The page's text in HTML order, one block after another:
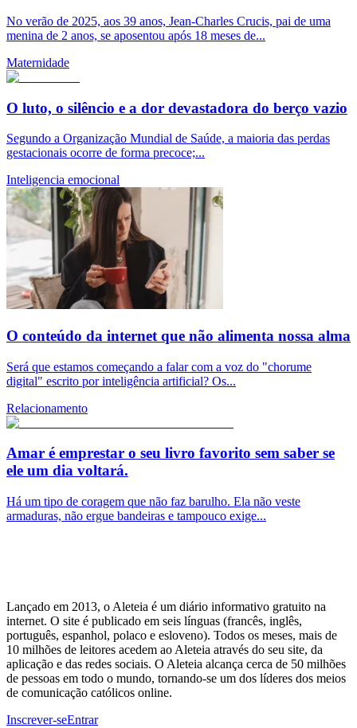
No verão de 2025, aos 39 anos, Jean-Charles Crucis, pai de uma
menina de 2 anos, se aposentou após 18 meses de...
Maternidade
O luto, o silêncio e a dor devastadora do berço vazio
Segundo a Organização Mundial de Saúde, a maioria das perdas
gestacionais ocorre de forma precoce;...
Inteligencia emocional
O conteúdo da internet que não alimenta nossa alma
Será que estamos começando a falar com a voz do "chorume
digital" escrito por inteligência artificial? Os...
Relacionamento
Amar é emprestar o seu livro favorito sem saber se
ele um dia voltará.
Há um tipo de coragem que não faz barulho. Ela não veste
armaduras, não ergue bandeiras e tampouco exige...
Lançado em 2013, o Aleteia é um diário informativo gratuito na
internet. O site é publicado em seis línguas (francês, inglês,
português, espanhol, polaco e esloveno). Todos os meses, mais de
10 milhões de leitores acedem ao Aleteia através do seu site, da
aplicação e das redes sociais. O Aleteia alcança cerca de 50 milhões
de pessoas em todo o mundo, tornando-se um dos líderes dos meios
de comunicação católicos online.
Inscrever-seEntrar